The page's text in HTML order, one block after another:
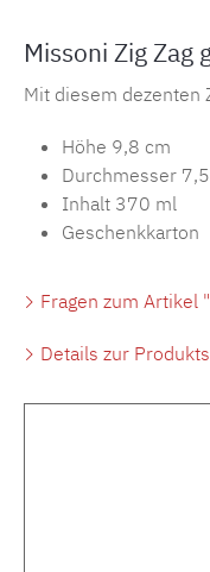
Missoni Zig
Mit diesem dezenten
Höhe 9,8 cm
Durchmesser
Inhalt 370 ml
Geschenkkarton
Fragen zum Artikel
Details zur